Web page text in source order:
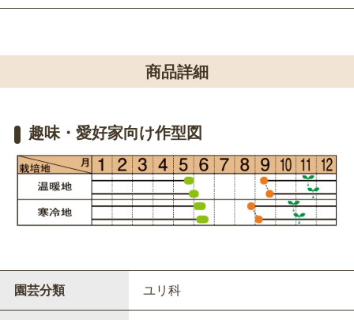
商品詳細
趣味・愛好家向け作型図
園芸分類 ユリ科